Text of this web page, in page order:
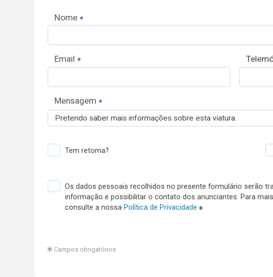
Nome
Email
Mensagem
Pretendo saber mais informações sobre esta viatura.
Tem retoma?
Os dados pessoais recolhidos no presente formulário serão
informação e possibilitar o contato dos anunciantes. Para
consulte a nossa Política de Privacidade
Campos obrigatórios